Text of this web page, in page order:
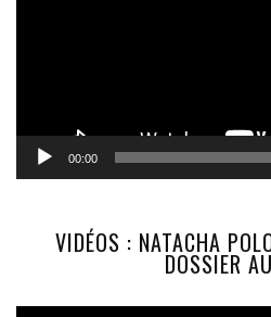
00:00
VIDÉOS : NATACHA
DOSSIER